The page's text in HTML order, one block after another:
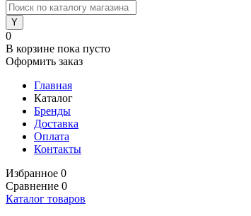
0
В корзине пока пусто
Оформить заказ
Главная
Каталог
Бренды
Доставка
Оплата
Контакты
Избранное 0
Сравнение 0
Каталог товаров